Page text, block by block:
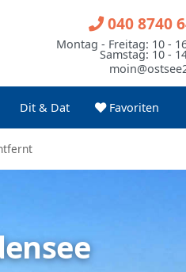
Dit & Dat Favoriten
040 8740
Montag - Freitag: 10 -
Samstag: 10 -